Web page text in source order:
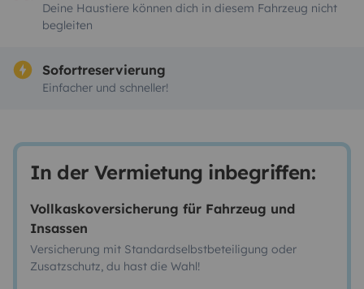
Deine Haustiere können dich in diesem Fahrzeug nicht
begleiten
Sofortreservierung
Einfacher und schneller!
In der Vermietung inbegriffen:
Vollkaskoversicherung für Fahrzeug und
Insassen
Versicherung mit Standardselbstbeteiligung oder
Zusatzschutz, du hast die Wahl!